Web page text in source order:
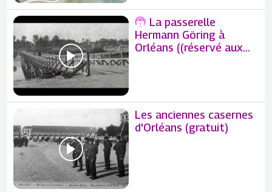
La passerelle
Hermann Göring à
Orléans ((réservé aux
Les anciennes casernes
d'Orléans (gratuit)